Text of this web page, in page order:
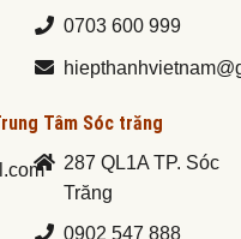
0703 600 999
Tâm Sóc trăng
287 QL1A TP. Sóc
Trăng
0902 547 888